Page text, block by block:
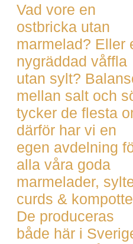
Vad vore en
ostbricka utan
marmelad? Eller
nygräddad våffla
utan sylt?
mellan salt och
tycker de flesta
därför har vi en
egen avdelning
alla våra goda
marmelader,
curds &
De produceras
både här i